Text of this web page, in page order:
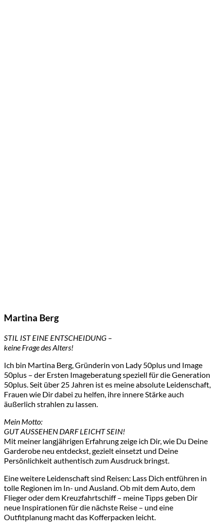
Martina Berg
STIL IST EINE ENTSCHEIDUNG –
keine Frage des Alters!
Ich bin Martina Berg, Gründerin von Lady 50plus und Image
50plus – der Ersten Imageberatung speziell für die Generation
50plus. Seit über 25 Jahren ist es meine absolute Leidenschaft,
Frauen wie Dir dabei zu helfen, ihre innere Stärke auch
äußerlich strahlen zu lassen.
Mein Motto:
GUT AUSSEHEN DARF LEICHT SEIN!
Mit meiner langjährigen Erfahrung zeige ich Dir, wie Du Deine
Garderobe neu entdeckst, gezielt einsetzt und Deine
Persönlichkeit authentisch zum Ausdruck bringst.
Eine weitere Leidenschaft sind Reisen: Lass Dich entführen in
tolle Regionen im In- und Ausland. Ob mit dem Auto, dem
Flieger oder dem Kreuzfahrtschiff – meine Tipps geben Dir
neue Inspirationen für die nächste Reise – und eine
Outfitplanung macht das Kofferpacken leicht.